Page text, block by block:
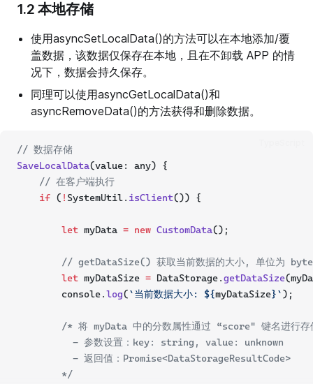
1.2 本地存储
使用asyncSetLocalData()的方法可以在本地添加/覆
盖数据，该数据仅保存在本地，且在不卸载 APP 的情
况下，数据会持久保存。
同理可以使用asyncGetLocalData()和
asyncRemoveData()的方法获得和删除数据。
// 数据存储
SaveLocalData(value: any) {
// 在客户端执行
if ( ! SystemUtil. isClient()) {
let myData = new CustomData();
// getDataSize() 获取当前数据的大小, 单位为 bytes
let myDataSize = DataStorage.getDataSize
        console.
log(`当前数据大小: ${myDataSize}`);
/* 将 myData 中的分数属性通过 “score" 键名进行存
          - 参数设置：key: string, value: unknown
          - 返回值：Promise<DataStorageResultCode>
        */